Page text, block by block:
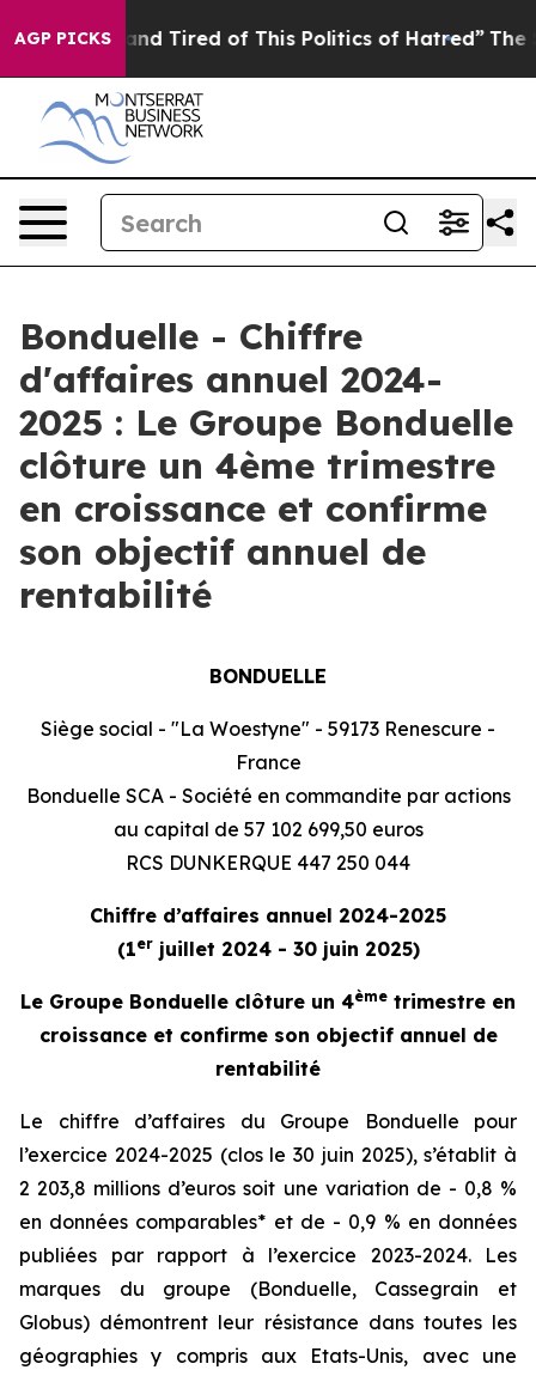
AGP PICKS
and Tired of This Politics of Hatred” The Story
Bonduelle - Chiffre
d'affaires annuel 2024-
2025 : Le Groupe Bonduelle
clôture un 4ème trimestre
en croissance et confirme
son objectif annuel de
rentabilité
BONDUELLE
Siège social - "La Woestyne" - 59173 Renescure -
France
Bonduelle SCA - Société en commandite par actions
au capital de 57 102 699,50 euros
RCS DUNKERQUE 447 250 044
Chiffre d’affaires annuel 2024-2025
(1erjuillet 2024 - 30 juin 2025)
Le Groupe Bonduelle clôture un 4ème trimestre en
croissance et confirme son objectif annuel de
rentabilité
Le chiffre d’affaires du Groupe Bonduelle pour
l’exercice 2024-2025 (clos le 30 juin 2025), s’établit à
2 203,8 millions d’euros soit une variation de - 0,8 %
en données comparables* et de - 0,9 % en données
publiées par rapport à l’exercice 2023-2024. Les
marques du groupe (Bonduelle, Cassegrain et
Globus) démontrent leur résistance dans toutes les
géographies y compris aux Etats-Unis, avec une